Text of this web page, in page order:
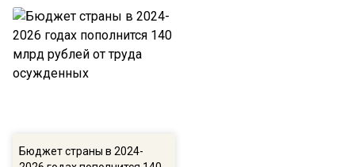
Бюджет страны в 2024-